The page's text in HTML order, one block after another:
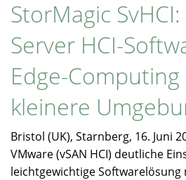
StorMagic
Server HCI-
Edge-
kleinere
Bristol (UK), Starnberg, 16. Juni
VMware (vSAN HCI) deutliche
leichtgewichtige